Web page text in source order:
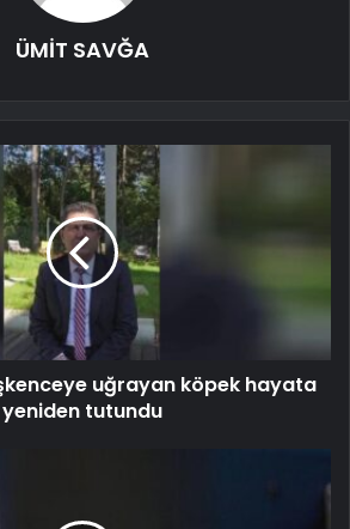
ÜMİT SAVĞA
uğrayan köpek hayata
yeniden tutundu